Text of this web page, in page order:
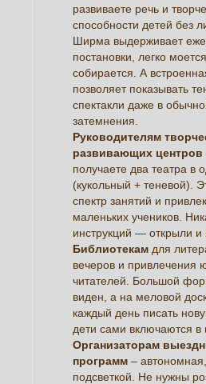
развиваете речь и
способности детей без
Ширма выдерживает
постановки, легко
собирается. А
позволяет показывать
спектакли даже в
затемнения.
Руководителям
развивающих центров
получаете два театра в
(кукольный + теневой).
спектр занятий и
маленьких учеников.
инструкций — открыли и
Библиотекам для
вечеров и привлечения
читателей. Большой
виден, а на меловой
каждый день писать
дети сами включаются в
Организаторам
программ –
подсветкой. Не нужны